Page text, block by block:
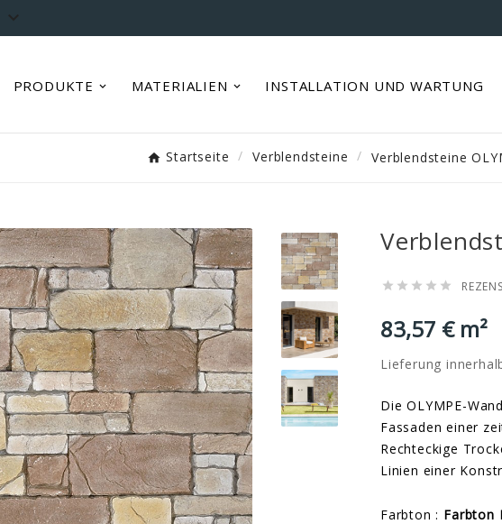

PRODUKTE MATERIALIEN INSTALLATION UND WARTUNG
Startseite Verblendsteine Verblendsteine
    
83,57 € m²
Lieferung
Die OLYMPE-
Fassaden einer
Rechteckige
Linien einer
Farbton : Farbton